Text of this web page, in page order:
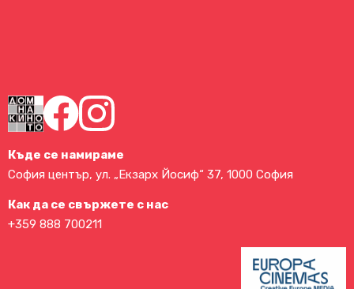
Къде се намираме
София център, ул. „Екзарх Йосиф“ 37, 1000 София
Как да се свържете с нас
+359 888 700211